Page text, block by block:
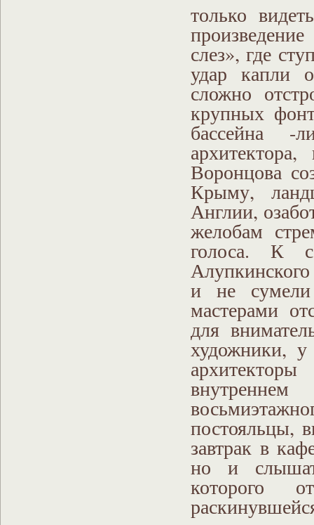
только
слез», где
удар капли
сложно
крупных
бассейна -
Воронцова
Крыму,
Англии,
желобам
голоса. К
и не сумели
мастерами
для
художники, у
постояльцы,
завтрак в
но и
которого